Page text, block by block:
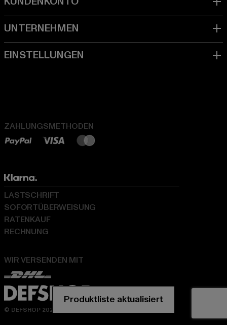
ZAHLUNGSMETHODEN
WIR VERSENDEN MIT
LASTSCHRIFT
SOFORTÜBERWEISUNG
RATENKAUF
RECHNUNG
© DEFSHOP 2026. Alle Rechte vorbehalten